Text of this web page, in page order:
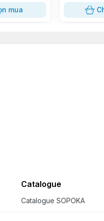
đóng/cắt và lựa chọn
600V Màu Đen D37
Zalo 0963.477.369
]
mua
Catalogue
Catalogue SOPOKA